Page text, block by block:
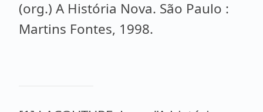
(org.) A História Nova. São Paulo :
Martins Fontes, 1998.